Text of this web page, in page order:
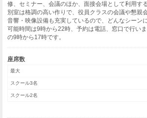
修、セミナー、会議のほか、面接会場として利用す
別室は格調の高い作りで、役員クラスの会議や懇親
音響・映像設備も充実しているので、どんなシーン
可能時間は9時から22時、予約は電話、窓口で行い
の9時から17時です。
座席数
最大
スクール3名
スクール2名